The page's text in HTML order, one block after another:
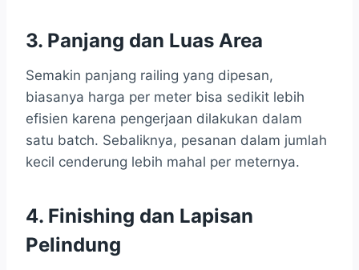
3. Panjang dan Luas Area
Semakin panjang railing yang dipesan,
biasanya harga per meter bisa sedikit lebih
efisien karena pengerjaan dilakukan dalam
satu batch. Sebaliknya, pesanan dalam jumlah
kecil cenderung lebih mahal per meternya.
4. Finishing dan Lapisan
Pelindung